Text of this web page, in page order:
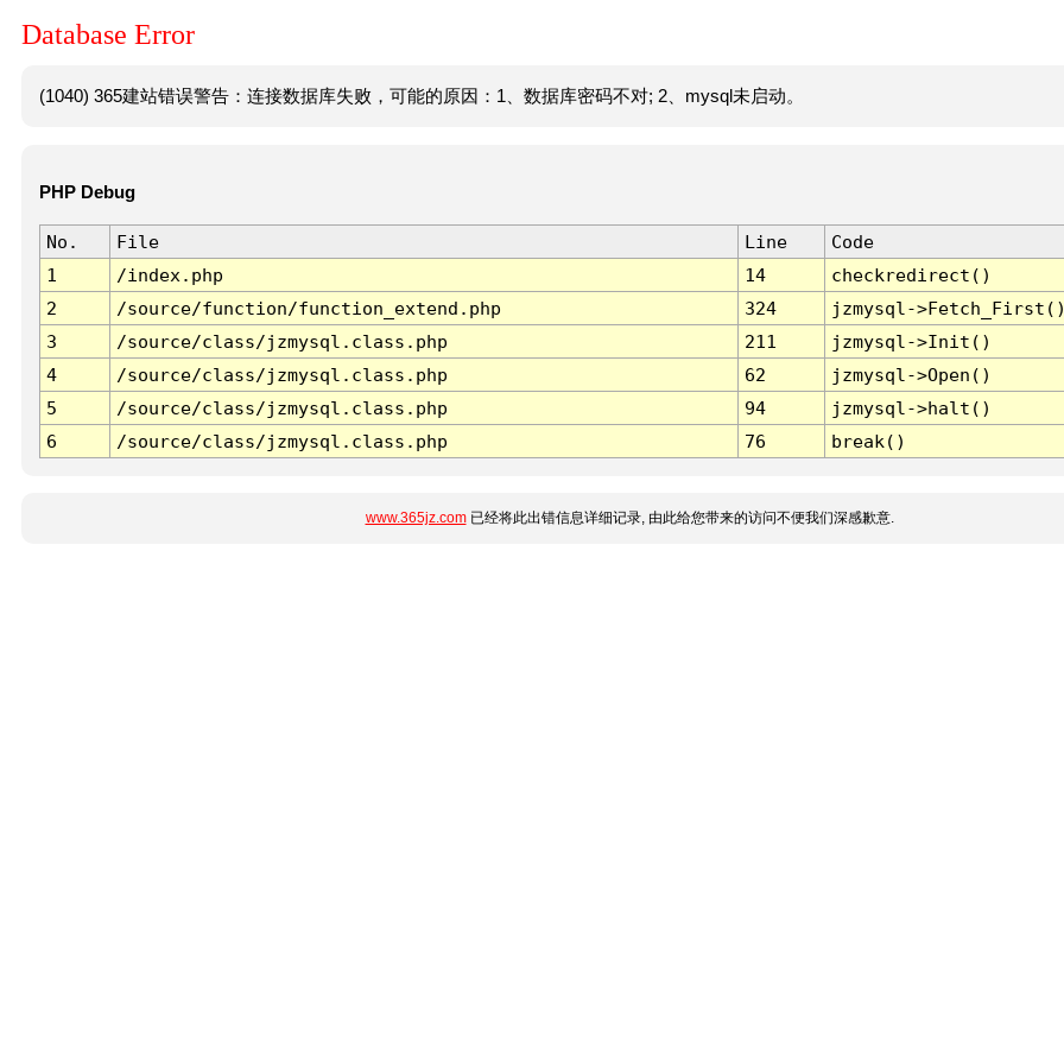
Database Error
(1040) 365建站错误警告：连接数据库失败，可能的原因：1、数据库密码不对; 2、mysql未启动。
PHP Debug
No. File Line
Code
1
/index.php 14
checkredirect()
2
/source/function/function_extend.php 324
jzmysql-
3
/source/class/jzmysql.class.php 211
jzmysql->Init()
4
/source/class/jzmysql.class.php 62
jzmysql->Open()
5
/source/class/jzmysql.class.php 94
jzmysql->halt()
6
/source/class/jzmysql.class.php 76 break()
www.365jz.com已经将此出错信息详细记录, 由此给您带来的访问不便我们深感歉意.